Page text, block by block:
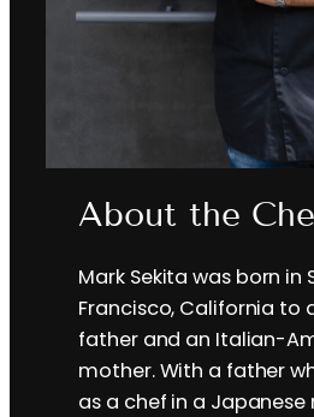
About the
Mark Sekita was born in
Francisco, California to
father and an Italian-
mother. With a father
as a chef in a